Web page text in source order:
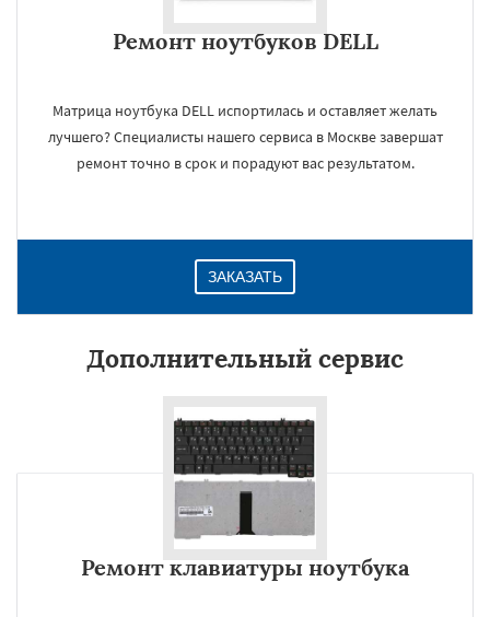
Ремонт ноутбуков DELL
Матрица ноутбука DELL испортилась и оставляет желать
лучшего? Специалисты нашего сервиса в Москве завершат
ремонт точно в срок и порадуют вас результатом.
ЗАКАЗАТЬ
Дополнительный сервис
Ремонт клавиатуры ноутбука